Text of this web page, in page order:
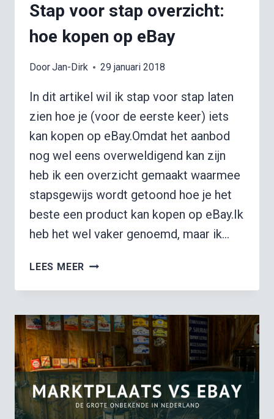
Stap voor stap overzicht:
hoe kopen op eBay
DoorJan-Dirk 29 januari 2018
In dit artikel wil ik stap voor stap laten
zien hoe je (voor de eerste keer) iets
kan kopen op eBay.Omdat het aanbod
nog wel eens overweldigend kan zijn
heb ik een overzicht gemaakt waarmee
stapsgewijs wordt getoond hoe je het
beste een product kan kopen op eBay.Ik
heb het wel vaker genoemd, maar ik…
LEES MEER STAP
STAP
HOE
KOPEN
OP
EBAY